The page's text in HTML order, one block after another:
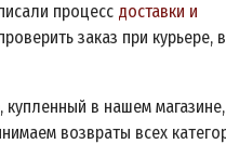
процесс доставки и
заказ при курьере, в
в нашем магазине,
возвраты всех